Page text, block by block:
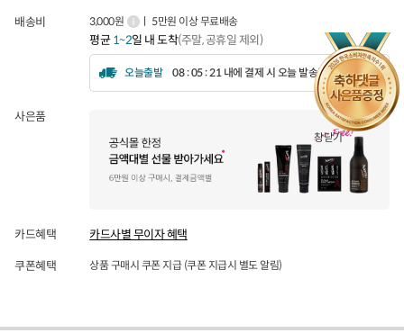
창닫기
배송비 3,000원 ㅣ 5만원 이상 무료배송
평균1~2일 내 도착(주말, 공휴일 제외)
오늘출발 08 : 05 : 19 내에 결제 시 오늘 발송됩니다.
사은품
카드혜택 카드사별 무이자 혜택
쿠폰혜택 상품 구매시 쿠폰 지급 (쿠폰 지급시 별도 알림)